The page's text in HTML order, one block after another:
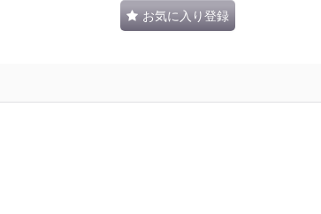
お気に入り登録